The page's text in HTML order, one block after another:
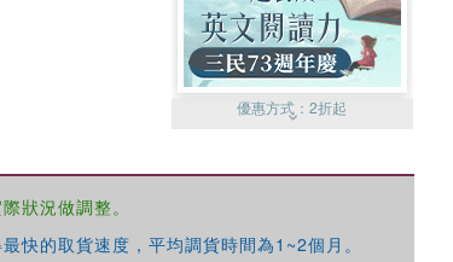
優惠方式：2折起
狀況做調整。
快的取貨速度，平均調貨時間為1~2個月。